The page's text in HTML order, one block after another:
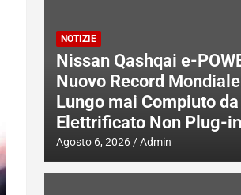
NOTIZIE
Nissan Qashqai e-
Nuovo Record
Lungo mai Compiuto
Elettrificato Non Plug-in
Agosto 6, 2026 Admin